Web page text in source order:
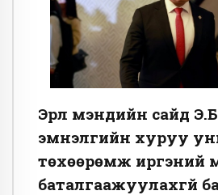
Эрүүл мэндийн сайд
эмнэлгийн хуруу
төхөөрөмж иргэний
баталгаажуулахгүй